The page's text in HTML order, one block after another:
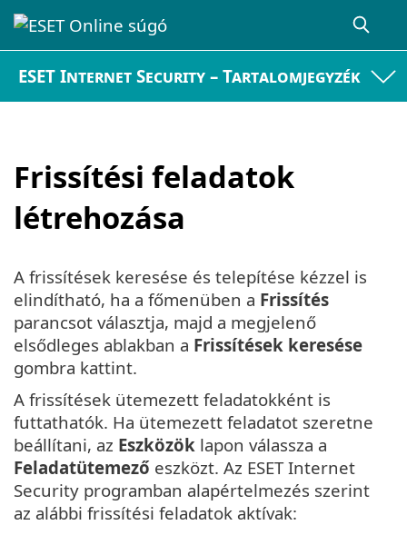
ESET Internet Security – Tartalomjegyzék
Frissítési feladatok
létrehozása
A frissítések keresése és telepítése kézzel is
elindítható, ha a főmenüben a Frissítés
parancsot választja, majd a megjelenő
elsődleges ablakban a Frissítések keresése
gombra kattint.
A frissítések ütemezett feladatokként is
futtathatók. Ha ütemezett feladatot szeretne
beállítani, az Eszközök lapon válassza a
Feladatütemező eszközt. Az ESET Internet
Security programban alapértelmezés szerint
az alábbi frissítési feladatok aktívak: